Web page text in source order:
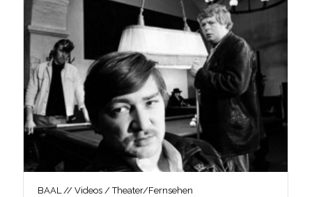
BAAL // Videos / Theater/Fernsehen